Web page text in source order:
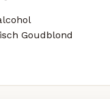
Goudblond